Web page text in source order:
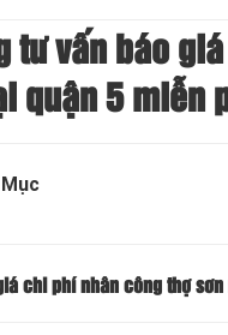
tư vấn báo
quận 5 miễn
chi phí nhân công thợ